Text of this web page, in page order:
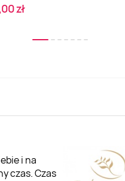
zł
i na
czas. Czas